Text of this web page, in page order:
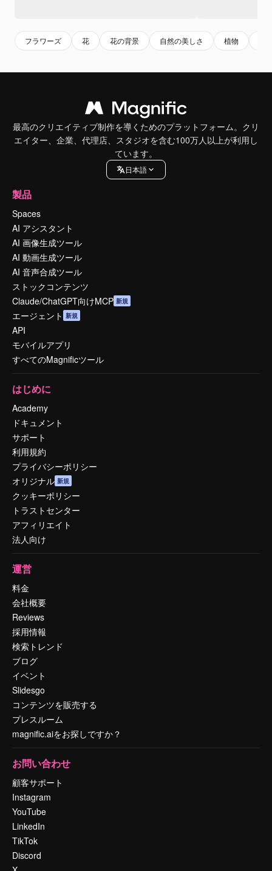
フラワーズ 花 花の背景 自然の美しさ 植物
最高のクリエイティブ制作を導くためのプラットフォーム。クリ
エイター、企業、代理店、スタジオを含む100万人以上が利用し
ています。
日本語
製品
Spaces
AI アシスタント
AI 画像生成ツール
AI 動画生成ツール
AI 音声合成ツール
ストックコンテンツ
Claude/ChatGPT向けMCP 新規
エージェント 新規
API
モバイルアプリ
すべてのMagnificツール
はじめに
Academy
ドキュメント
サポート
利用規約
プライバシーポリシー
オリジナル 新規
クッキーポリシー
トラストセンター
アフィリエイト
法人向け
運営
料金
会社概要
Reviews
採用情報
検索トレンド
ブログ
イベント
Slidesgo
コンテンツを販売する
プレスルーム
magnific.aiをお探しですか？
お問い合わせ
顧客サポート
Instagram
YouTube
LinkedIn
TikTok
Discord